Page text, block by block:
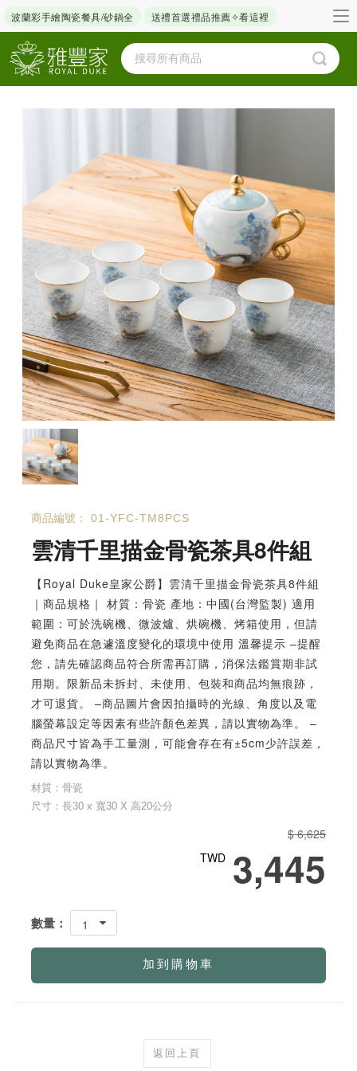
波蘭彩手繪陶瓷餐具/砂鍋全 送禮首選禮品推薦✧看這裡
商品編號： 01-YFC-TM8PCS
雲清千里描金骨瓷茶具8件組
【Royal Duke皇家公爵】雲清千里描金骨瓷茶具8件組
｜商品規格｜ 材質：骨瓷 產地：中國(台灣監製) 適用
範圍：可於洗碗機、微波爐、烘碗機、烤箱使用，但請
避免商品在急遽溫度變化的環境中使用 溫馨提示 –提醒
您，請先確認商品符合所需再訂購，消保法鑑賞期非試
用期。限新品未拆封、未使用、包裝和商品均無痕跡，
才可退貨。 –商品圖片會因拍攝時的光線、角度以及電
腦螢幕設定等因素有些許顏色差異，請以實物為準。 –
商品尺寸皆為手工量測，可能會存在有±5cm少許誤差，
請以實物為準。
材質：骨瓷
尺寸：長30 x 寬30 X 高20公分
$ 6,625
TWD 3,445
數量： 1
加到購物車
返回上頁